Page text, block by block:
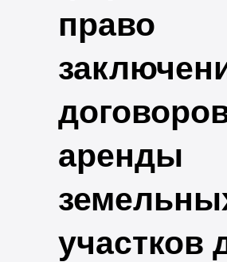
право
аренды
участков